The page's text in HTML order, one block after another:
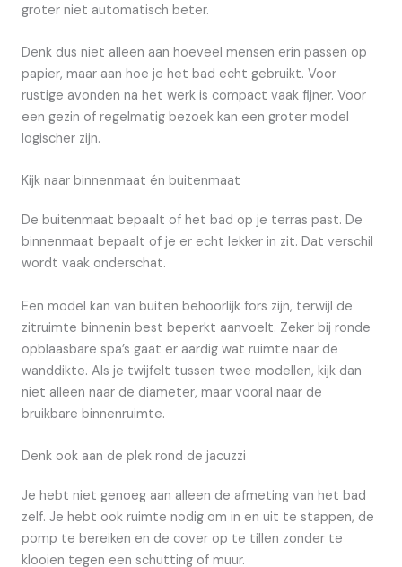
groter niet automatisch beter.
Denk dus niet alleen aan hoeveel mensen erin passen op
papier, maar aan hoe je het bad echt gebruikt. Voor
rustige avonden na het werk is compact vaak fijner. Voor
een gezin of regelmatig bezoek kan een groter model
logischer zijn.
Kijk naar binnenmaat én buitenmaat
De buitenmaat bepaalt of het bad op je terras past. De
binnenmaat bepaalt of je er echt lekker in zit. Dat verschil
wordt vaak onderschat.
Een model kan van buiten behoorlijk fors zijn, terwijl de
zitruimte binnenin best beperkt aanvoelt. Zeker bij ronde
opblaasbare spa’s gaat er aardig wat ruimte naar de
wanddikte. Als je twijfelt tussen twee modellen, kijk dan
niet alleen naar de diameter, maar vooral naar de
bruikbare binnenruimte.
Denk ook aan de plek rond de jacuzzi
Je hebt niet genoeg aan alleen de afmeting van het bad
zelf. Je hebt ook ruimte nodig om in en uit te stappen, de
pomp te bereiken en de cover op te tillen zonder te
klooien tegen een schutting of muur.